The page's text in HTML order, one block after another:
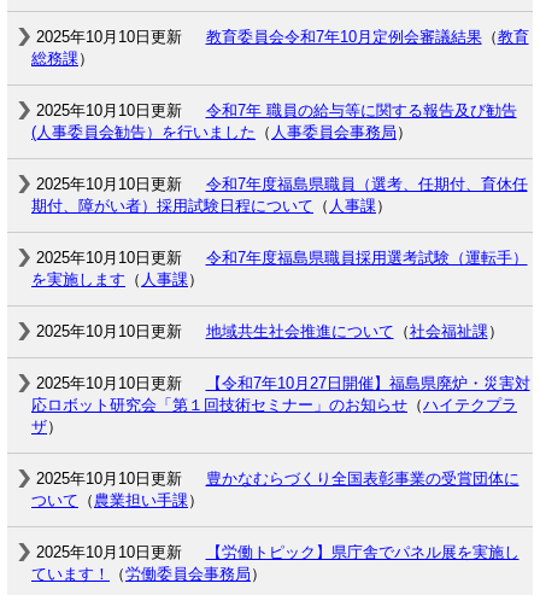
2025年10月10日更新 教育委員会令和7年10月定例会審議結果（教育
総務課）
2025年10月10日更新
令和7年 職員の給与等に関する報告及び勧告
(人事委員会勧告）を行いました （ 人事委員会事務局 ）
2025年10月10日更新
令和7年度福島県職員（選考、任期付、育休任
期付、障がい者）採用試験日程について （ 人事課）
2025年10月10日更新
令和7年度福島県職員採用選考試験（運転手）
を実施します （ 人事課）
2025年10月10日更新 地域共生社会推進について （社会福祉課）
2025年10月10日更新
【令和7年10月27日開催】福島県廃炉・災害対
応ロボット研究会「第１回技術セミナー」のお知らせ （ハイテクプラ
ザ）
2025年10月10日更新
豊かなむらづくり全国表彰事業の受賞団体に
ついて （ 農業担い手課）
2025年10月10日更新
【労働トピック】県庁舎でパネル展を実施し
ています！
（労働委員会事務局 ）